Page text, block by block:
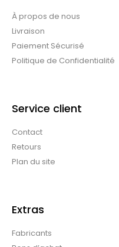
À propos de nous
Livraison
Paiement Sécurisé
Politique de Confidentialité
Service client
Contact
Retours
Plan du site
Extras
Fabricants